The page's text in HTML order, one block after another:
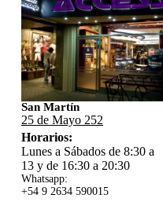
San Martín
25 de Mayo 252
Horarios:
Lunes a Sábados de 8:30 a
13 y de 16:30 a 20:30
Whatsapp:
+54 9 2634 590015